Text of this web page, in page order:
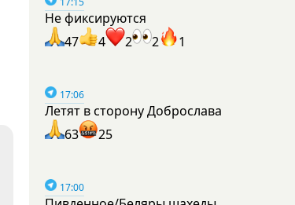
Не фиксируются
47
4 2 2 1
17:06
Летят в сторону Доброслава
63
25
17:00